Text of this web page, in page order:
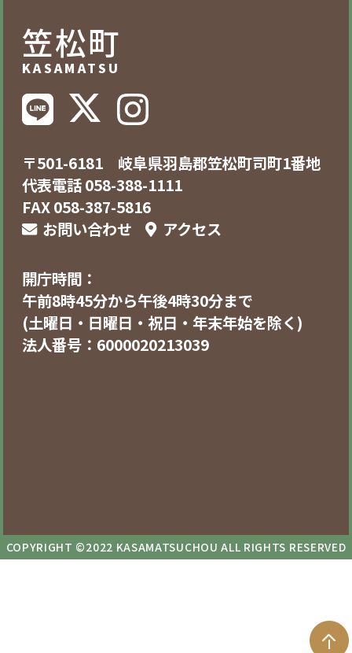
笠松町
KASAMATSU
〒501-6181 岐阜県羽島郡笠松町司町1番地
代表電話 058-388-1111
FAX 058-387-5816
お問い合わせ
アクセス
開庁時間：
午前8時45分から午後4時30分まで
(土曜日・日曜日・祝日・年末年始を除く)
法人番号：6000020213039
COPYRIGHT ©2022 KASAMATSUCHOU ALL RIGHTS RESERVED